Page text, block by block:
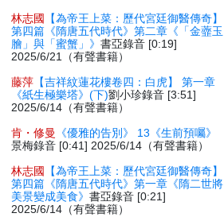
林志國
【為帝王上菜：歷代宮廷御醫傳奇】
第四篇《隋唐五代時代》第二章《「金虀玉
膾」與「蜜蟹」》書亞錄音 [0:19]
2025/6/21（有聲書籍）
藤萍 【吉祥紋蓮花樓卷四：白虎】 第一章
《紙生極樂塔》(下)劉小珍錄音 [3:51]
2025/6/14（有聲書籍）
肯・修曼
《優雅的告別》 13《生前預囑》
景梅錄音 [0:41] 2025/6/14（有聲書籍）
林志國
【為帝王上菜：歷代宮廷御醫傳奇】
第四篇《隋唐五代時代》第一章《隋二世將
美景變成美食》書亞錄音 [0:21]
2025/6/14（有聲書籍）